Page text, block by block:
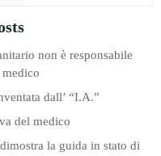
non è responsabile
medico
dall’ “I.A.”
del medico
la guida in stato di